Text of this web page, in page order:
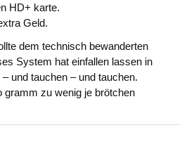
HD+ karte.
Geld.
dem technisch bewanderten
System hat einfallen lassen in
und tauchen – und tauchen.
gramm zu wenig je brötchen